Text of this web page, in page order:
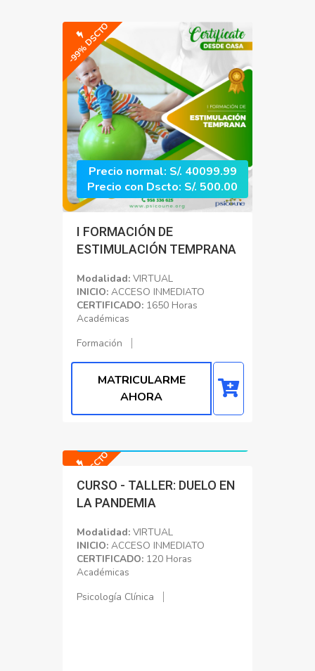
-99% DSCTO
Precio normal: S/. 40099.99
Precio con Dscto: S/. 500.00
I FORMACIÓN DE
ESTIMULACIÓN TEMPRANA
Modalidad: VIRTUAL
INICIO: ACCESO INMEDIATO
CERTIFICADO: 1650 Horas
Académicas
Formación
MATRICULARME
AHORA
-98% DSCTO
CURSO - TALLER: DUELO EN
LA PANDEMIA
Modalidad: VIRTUAL
INICIO: ACCESO INMEDIATO
CERTIFICADO: 120 Horas
Académicas
Psicología Clínica